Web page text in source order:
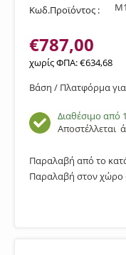
Κωδ.Προϊόντος :
€787,00
χωρίς ΦΠΑ:€634,68
Βάση / Πλατφόρμα για
Διαθέσιμο από
Αποστέλλεται
Παραλαβή από το
Παραλαβή στον χώρο